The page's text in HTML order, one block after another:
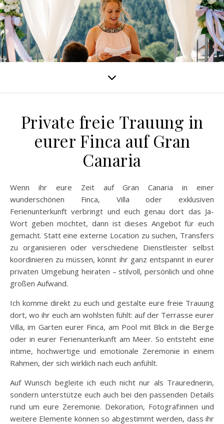
Private freie Trauung in
eurer Finca auf Gran
Canaria
Wenn ihr eure Zeit auf Gran Canaria in einer
wunderschönen Finca, Villa oder exklusiven
Ferienunterkunft verbringt und euch genau dort das Ja-
Wort geben möchtet, dann ist dieses Angebot für euch
gemacht. Statt eine externe Location zu suchen, Transfers
zu organisieren oder verschiedene Dienstleister selbst
koordinieren zu müssen, könnt ihr ganz entspannt in eurer
privaten Umgebung heiraten – stilvoll, persönlich und ohne
großen Aufwand.
Ich komme direkt zu euch und gestalte eure freie Trauung
dort, wo ihr euch am wohlsten fühlt: auf der Terrasse eurer
Villa, im Garten eurer Finca, am Pool mit Blick in die Berge
oder in eurer Ferienunterkunft am Meer. So entsteht eine
intime, hochwertige und emotionale Zeremonie in einem
Rahmen, der sich wirklich nach euch anfühlt.
Auf Wunsch begleite ich euch nicht nur als Traurednerin,
sondern unterstütze euch auch bei den passenden Details
rund um eure Zeremonie. Dekoration, Fotograf:innen und
weitere Elemente können so abgestimmt werden, dass ihr